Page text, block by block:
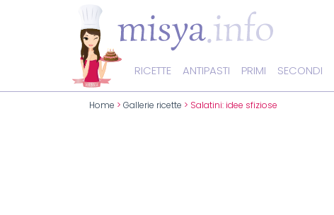
RICETTE ANTIPASTI PRIMI SECONDI
Home > Gallerie ricette > Salatini: idee sfiziose